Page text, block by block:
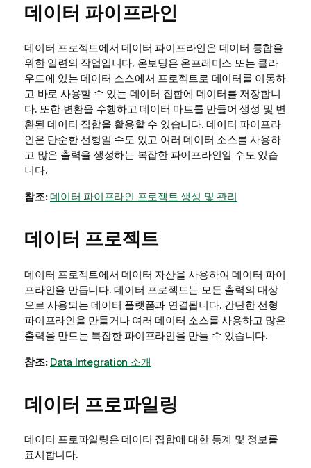
데이터 파이프라인
데이터 프로젝트에서 데이터 파이프라인은 데이터 통합을
위한 일련의 작업입니다. 온보딩은 온프레미스 또는 클라
우드에 있는 데이터 소스에서 프로젝트로 데이터를 이동하
고 바로 사용할 수 있는 데이터 집합에 데이터를 저장합니
다. 또한 변환을 수행하고 데이터 마트를 만들어 생성 및 변
환된 데이터 집합을 활용할 수 있습니다. 데이터 파이프라
인은 단순한 선형일 수도 있고 여러 데이터 소스를 사용하
고 많은 출력을 생성하는 복잡한 파이프라인일 수도 있습
니다.
참조:데이터 파이프라인 프로젝트 생성 및 관리
데이터 프로젝트
데이터 프로젝트에서 데이터 자산을 사용하여 데이터 파이
프라인을 만듭니다. 데이터 프로젝트는 모든 출력의 대상
으로 사용되는 데이터 플랫폼과 연결됩니다. 간단한 선형
파이프라인을 만들거나 여러 데이터 소스를 사용하고 많은
출력을 만드는 복잡한 파이프라인을 만들 수 있습니다.
참조: Data Integration 소개
데이터 프로파일링
데이터 프로파일링은 데이터 집합에 대한 통계 및 정보를
표시합니다.